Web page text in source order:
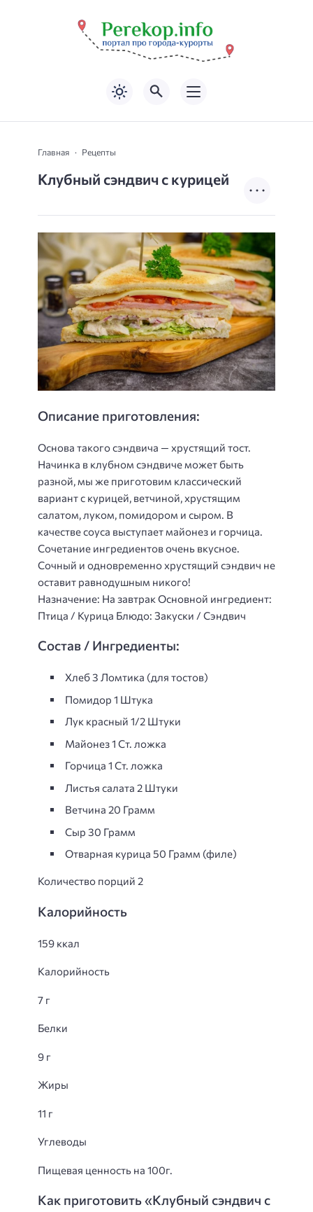
Главная Рецепты
Клубный сэндвич с курицей
Описание приготовления:
Основа такого сэндвича — хрустящий тост.
Начинка в клубном сэндвиче может быть
разной, мы же приготовим классический
вариант с курицей, ветчиной, хрустящим
салатом, луком, помидором и сыром. В
качестве соуса выступает майонез и горчица.
Сочетание ингредиентов очень вкусное.
Сочный и одновременно хрустящий сэндвич не
оставит равнодушным никого!
Назначение: На завтрак Основной ингредиент:
Птица / Курица Блюдо: Закуски / Сэндвич
Состав / Ингредиенты:
Хлеб 3 Ломтика (для тостов)
Помидор 1 Штука
Лук красный 1/2 Штуки
Майонез 1 Ст. ложка
Горчица 1 Ст. ложка
Листья салата 2 Штуки
Ветчина 20 Грамм
Сыр 30 Грамм
Отварная курица 50 Грамм (филе)
Количество порций 2
Калорийность
159 ккал
Калорийность
7 г
Белки
9 г
Жиры
11 г
Углеводы
Пищевая ценность на 100г.
Как приготовить «Клубный сэндвич с